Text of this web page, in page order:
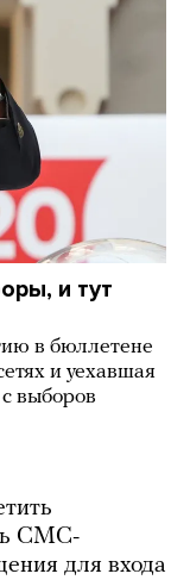
и тут
в бюллетене
и уехавшая
выборов
СМС-
для входа